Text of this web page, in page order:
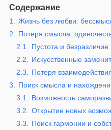
Содержание
1.
Жизнь без любви:
2.
Потеря смысла:
2.1.
Пустота и безразличие
2.2.
Искусственные
2.3.
Потеря
3.
Поиск смысла и
3.1.
Возможность
3.2.
Открытие новых
3.3.
Поиск гармонии и